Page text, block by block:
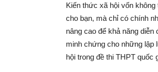
Kiến thức xã hội vốn
cho bạn, mà chỉ có chính
nâng cao để khả năng
minh chứng cho những lập
hội trong đề thi THPT quốc